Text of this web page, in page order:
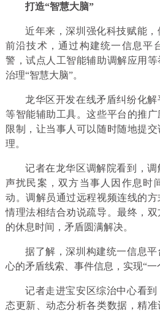
打造“智慧大脑”
近年来，深圳强化科技赋能
前沿技术，通过构建统一信息平
警，试点人工智能辅助调解应用
治理“智慧大脑”。
龙华区开发在线矛盾纠纷化
等智能辅助工具。这些平台的推
限制，让当事人可以随时随地提
理。
记者在龙华区调解院看到，
声扰民案，双方当事人因作息时
动。调解员通过远程视频连线的方
情理法相结合劝说疏导。最终，
的休息时间，矛盾圆满解决。
据了解，深圳构建统一信息
心的矛盾线索、事件信息，实现“一
记者走进宝安区综治中心看
态更新、动态分析各类数据，精